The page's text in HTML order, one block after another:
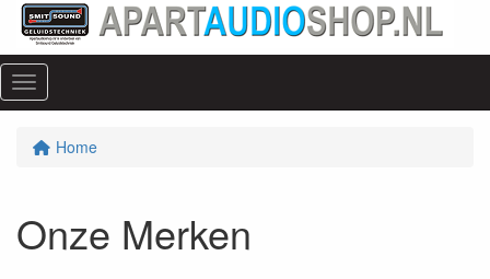
Menu
Home
Onze Merken